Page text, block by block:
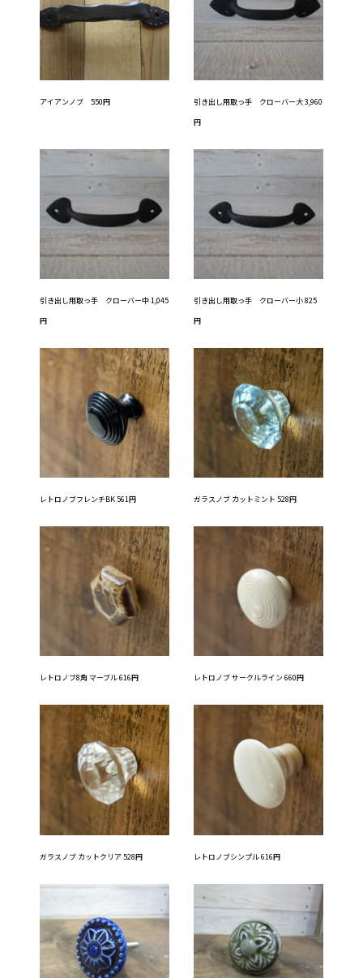
アイアンノブ 550円
引き出し用取っ手 クローバー大 3,960
円
引き出し用取っ手 クローバー中 1,045
円
引き出し用取っ手 クローバー小 825
円
レトロノブフレンチBK 561円 ガラスノブ カットミント 528円
レトロノブ8角 マーブル 616円 レトロノブ サークルライン 660円
ガラスノブ カットクリア 528円 レトロノブシンプル 616円